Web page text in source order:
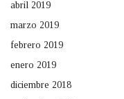
abril 2019
marzo 2019
febrero 2019
enero 2019
diciembre 2018